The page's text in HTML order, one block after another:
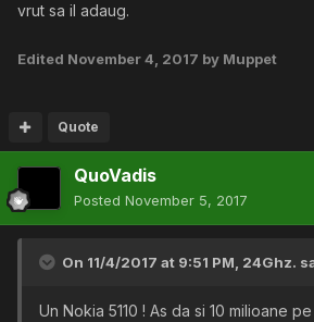
vrut sa il adaug.
Edited November 4, 2017 by Muppet
Quote
QuoVadis
Posted November 5, 2017
On 11/4/2017 at 9:51 PM, 24Ghz.
Un Nokia 5110 ! As da si 10 milioane